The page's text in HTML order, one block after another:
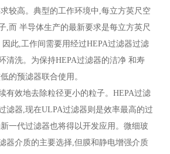
较高。典型的工作环境中,每立方英尺空
,而 半导体生产的最新要求是每立方英尺
此,工作间需要用经过HEPA过滤器过滤
清洗。为保持HEPA过滤器的洁净 和寿
的预滤器联合使用。
有效地去除粒径更小的粒子。HEPA过滤
滤器,现在ULPA过滤器则是效率最高的过
一代过滤器也将得以开发应用。微细玻
器介质的主要选择,但膜和静电增强介质